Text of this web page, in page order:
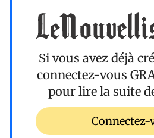
Si vous avez déjà
connectez-vous
pour lire la suite
Connectez-